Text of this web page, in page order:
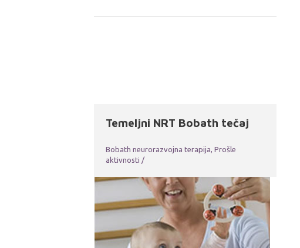
Temeljni NRT Bobath tečaj
Bobath neurorazvojna terapija, Prošle
aktivnosti /